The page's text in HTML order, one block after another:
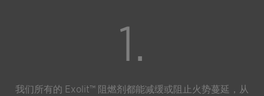
1.
我们所有的 Exolit™ 阻燃剂都能减缓或阻止火势蔓延，从